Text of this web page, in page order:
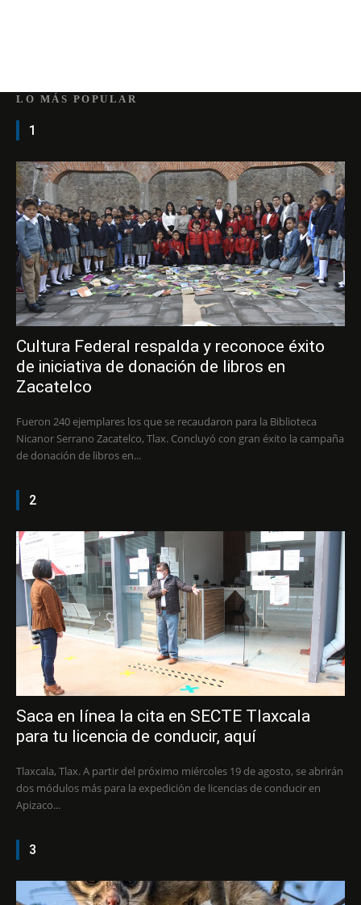
LO MÁS POPULAR
1
Cultura Federal respalda y reconoce éxito
de iniciativa de donación de libros en
Zacatelco
Fueron 240 ejemplares los que se recaudaron para la Biblioteca
Nicanor Serrano Zacatelco, Tlax. Concluyó con gran éxito la campaña
de donación de libros en...
2
Saca en línea la cita en SECTE Tlaxcala
para tu licencia de conducir, aquí
Tlaxcala, Tlax. A partir del próximo miércoles 19 de agosto, se abrirán
dos módulos más para la expedición de licencias de conducir en
Apizaco...
3